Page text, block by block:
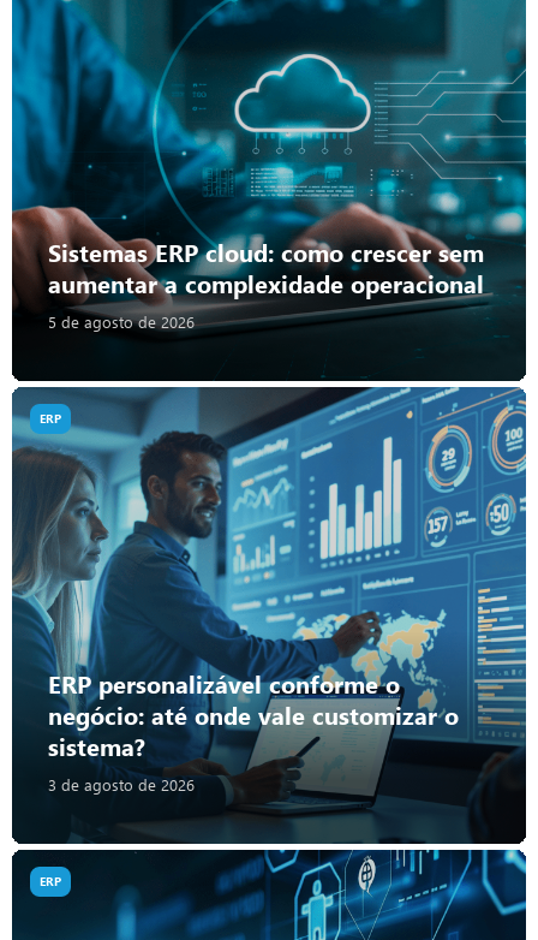
Sistemas ERP cloud: como crescer sem
aumentar a complexidade operacional
5 de agosto de 2026
ERP personalizável conforme o
negócio: até onde vale customizar o
sistema?
3 de agosto de 2026
ERP
ERP